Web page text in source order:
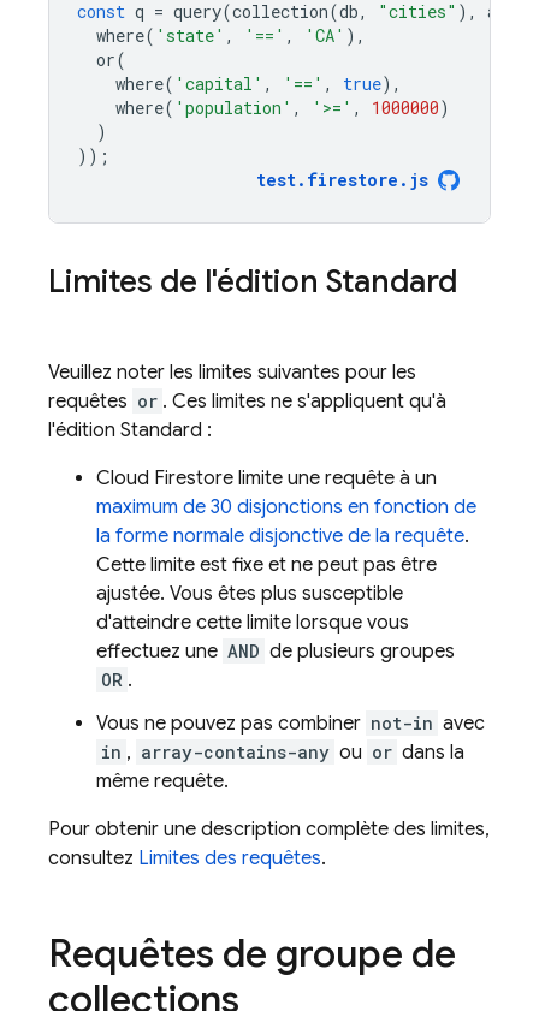
const q = query(collection(db, "cities" ), and
where( 'state' , '==' , 'CA' ),
or(
where( 'capital' , '==' , true),
where( 'population' , '>=' , 1000000)
)
));
test. firestore . js
Limites de l'édition Standard
Veuillez noter les limites suivantes pour les
requêtes or . Ces limites ne s'appliquent qu'à
l'édition Standard :
Cloud Firestore limite une requête à un
maximum de 30 disjonctions en fonction de
la forme normale disjonctive de la requête.
Cette limite est fixe et ne peut pas être
ajustée. Vous êtes plus susceptible
d'atteindre cette limite lorsque vous
effectuez une AND de plusieurs groupes
OR .
Vous ne pouvez pas combiner not-in avec
in , array-contains-any ou or dans la
même requête.
Pour obtenir une description complète des limites,
consultez Limites des requêtes.
Requêtes de groupe de
collections